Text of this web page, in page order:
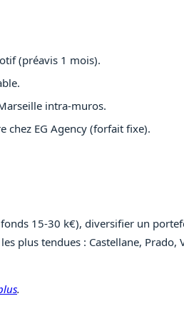
(préavis 1 mois).
intra-muros.
chez EG Agency (forfait fixe).
15-30 k€), diversifier un
plus tendues : Castellane, Prado,
.